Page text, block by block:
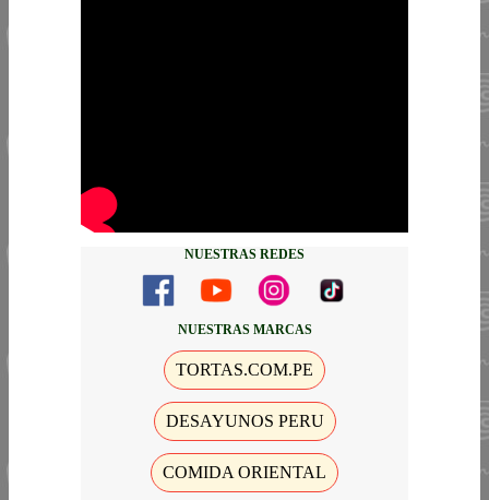
NUESTRAS REDES
NUESTRAS MARCAS
TORTAS.COM.PE
DESAYUNOS PERU
COMIDA ORIENTAL